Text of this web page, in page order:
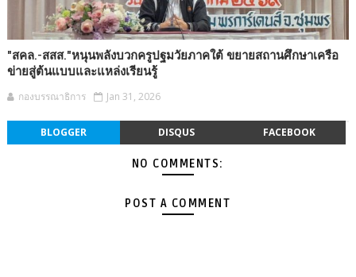
"สคล.-สสส."หนุนพลังบวกครูปฐมวัยภาคใต้ ขยายสถานศึกษาเครือ
ข่ายสู่ต้นแบบและแหล่งเรียนรู้
กองบรรณาธิการ Jan 31, 2026
BLOGGER DISQUS FACEBOOK
NO COMMENTS:
POST A COMMENT